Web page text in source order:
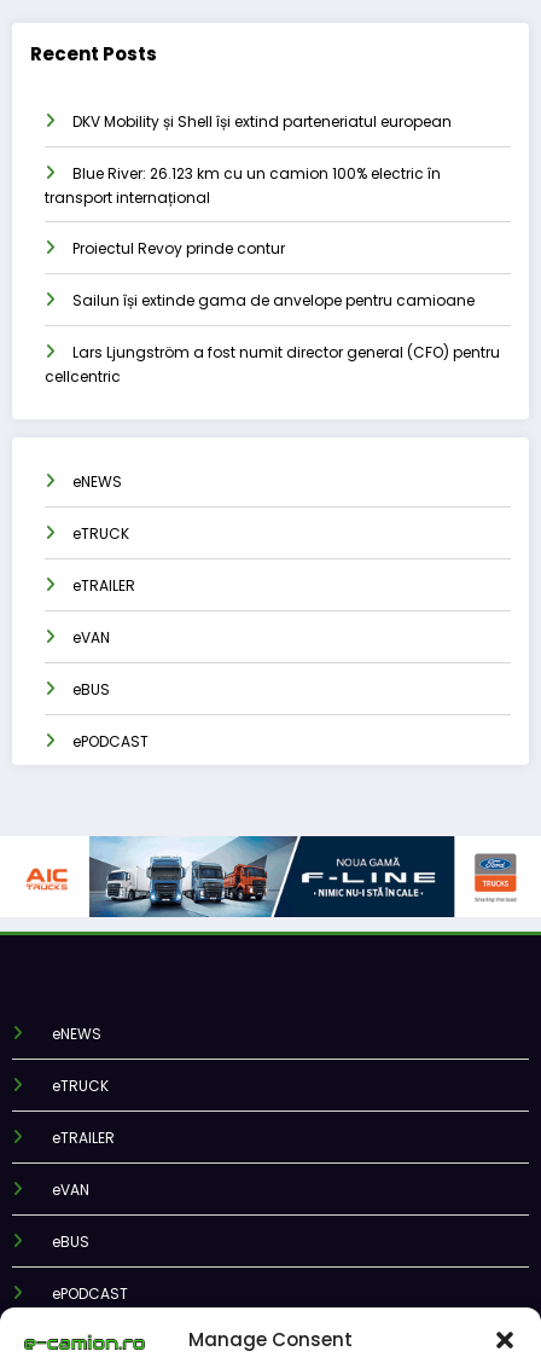
Manage Consent
Recent Posts
DKV Mobility și Shell își extind parteneriatul european
Blue River: 26.123 km cu un camion 100% electric în
transport internațional
Proiectul Revoy prinde contur
Sailun își extinde gama de anvelope pentru camioane
Lars Ljungström a fost numit director general (CFO) pentru
cellcentric
eNEWS
eTRUCK
eTRAILER
eVAN
eBUS
ePODCAST
eNEWS
eTRUCK
eTRAILER
eVAN
eBUS
ePODCAST